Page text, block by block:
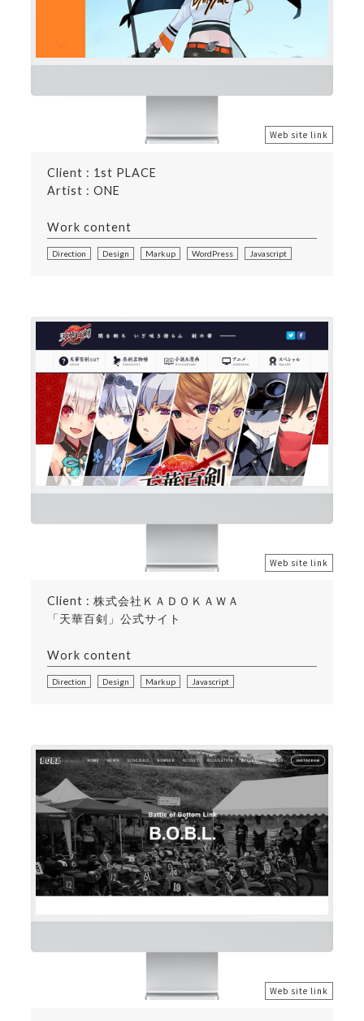
Web site link
Client : 1st PLACE
Artist : ONE
Work content
Direction Design Markup WordPress Javascript
Web site link
Client : 株式会社ＫＡＤＯＫＡＷＡ
「天華百剣」公式サイト
Work content
Direction Design Markup Javascript
Web site link